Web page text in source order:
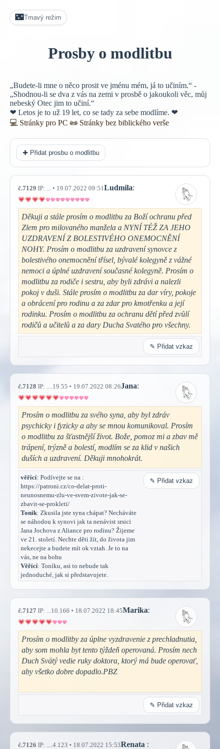
🌃Tmavý režim
Prosby o modlitbu
„Budete-li mne o něco prosit ve jménu mém, já to učiním.“ -
„Shodnou-li se dva z vás na zemi v prosbě o jakoukoli věc, můj
nebeský Otec jim to učiní.“
❤ Letos je to už 19 let, co se tady za sebe modlíme. ❤
💻 Stránky pro PC 📜 Stránky bez biblického verše
✚ Přidat prosbu o modlitbu
č.7129 IP: ... • 19.07.2022 09:51 Ludmila:
Děkuji a stále prosím o modlitbu za Boží ochranu před
Zlem pro milovaného manžela a NYNÍ TÉŽ ZA JEHO
UZDRAVENÍ Z BOLESTIVÉHO ONEMOCNĚNÍ
NOHY. Prosím o modlitbu za uzdravení synovce z
bolestivého onemocnění třísel, bývalé kolegyně z vážné
nemoci a úplné uzdravení současné kolegyně. Prosím o
modlitbu za rodiče i sestru, aby byli zdrávi a nalezli
pokoj v duši. Stále prosím o modlitbu za dar víry, pokoje
a obrácení pro rodinu a za zdar pro kmotřenku a její
rodinku. Prosím o modlitbu za ochranu dětí před zvůlí
rodičů a učitelů a za dary Ducha Svatého pro všechny.
✎ Přidat vzkaz
č.7128 IP: ....19.55 • 19.07.2022 08:26Jana:
Prosím o modlitbu za svého syna, aby byl zdráv
psychicky i fyzicky a aby se mnou komunikoval. Prosím
o modlitbu za šťastnější život. Bože, pomoz mi a zbav mě
trápení, trýzně a bolestí, modlím se za klid v našich
duších a uzdravení. Děkuji mnohokrát.
věřící: Podívejte se na :
https://patroni.cz/co-delat-proti-
neunosnemu-zlu-ve-svem-zivote-jak-se-
zbavit-se-prokleti/
Tonik: Zkusila jste syna chápat? Necháváte
se náhodou k synovi jak ta nenávist srsici
Jana Jochova z Aliance pro rodinu? Žijeme
ve 21. století. Nechte děti žít, do života jim
nekecejte a budete mít ok vztah. Je to na
vás, ne na bohu
Věřící: Toníku, asi to nebude tak
jednoduché, jak si představujete.
✎ Přidat vzkaz
č.7127 IP: ...10.166 • 18.07.2022 18:45Marika:
Prosím o modlitby za úplne vyzdravenie z prechladnutia,
aby som mohla byt tento týždeň operovaná. Prosím nech
Duch Svätý vedie ruky doktora, ktorý má bude operovať,
aby všetko dobre dopadlo.PBZ
✎ Přidat vzkaz
č.7126 IP: ....4.123 • 18.07.2022 15:53Renata :